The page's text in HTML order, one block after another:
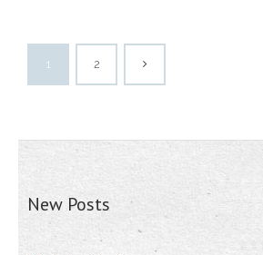
1 2
New Posts